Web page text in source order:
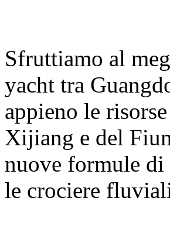
Sfruttiamo al
yacht tra
appieno le
Xijiang e del
nuove formule di
le crociere